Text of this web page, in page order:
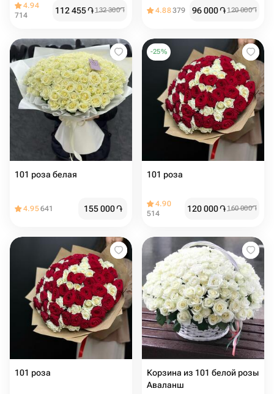
4.94
714
112 455֏ 132 300֏ 4.88379 96 000֏ 120 000֏
101 роза белая
4.95641 155 000֏
-25%
101 роза
4.90
514
120 000֏ 160 000֏
101 роза
Корзина из 101 белой розы
Аваланш